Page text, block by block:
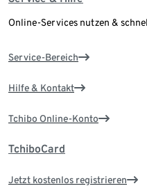
Online-Services nutzen &
Service-Bereich
Hilfe & Kontakt
Tchibo Online-Konto
TchiboCard
Jetzt kostenlos registrieren